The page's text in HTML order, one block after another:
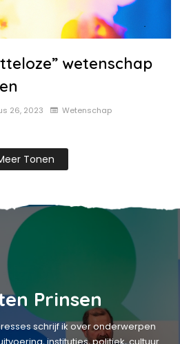
wetenschap
26, 2023 Wetenschap
Tonen
Prinsen
schrijf ik over onderwerpen